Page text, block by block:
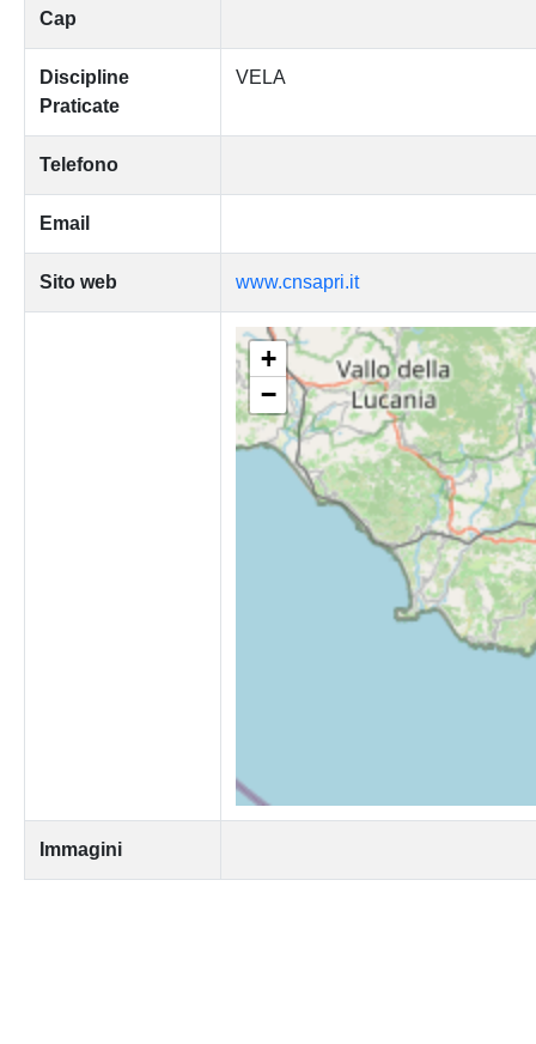
Cap
Discipline
Praticate
VELA
Telefono
Email
Sito web www.cnsapri.it
+
−
Immagini